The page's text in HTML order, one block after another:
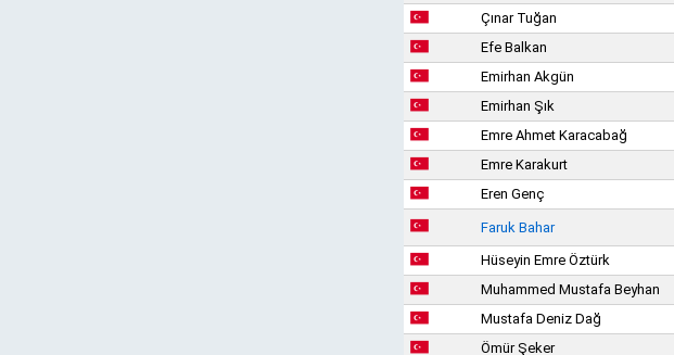
Çınar Tuğan
Efe Balkan
Emirhan Akgün
Emirhan Şık
Emre Ahmet Karacabağ
Emre Karakurt
Eren Genç
Faruk Bahar
Hüseyin Emre Öztürk
Muhammed Mustafa Beyhan
Mustafa Deniz Dağ
Ömür Şeker